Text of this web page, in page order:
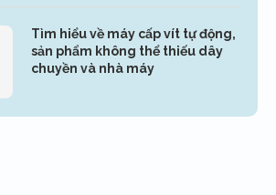
Tìm hiểu về máy cấp vít tự động,
sản phẩm không thể thiếu dây
chuyền và nhà máy